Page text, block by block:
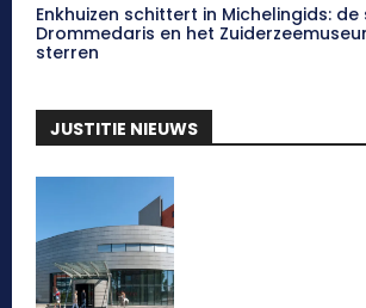
Enkhuizen schittert in Michelingids:
Drommedaris en het
sterren
JUSTITIE NIEUWS